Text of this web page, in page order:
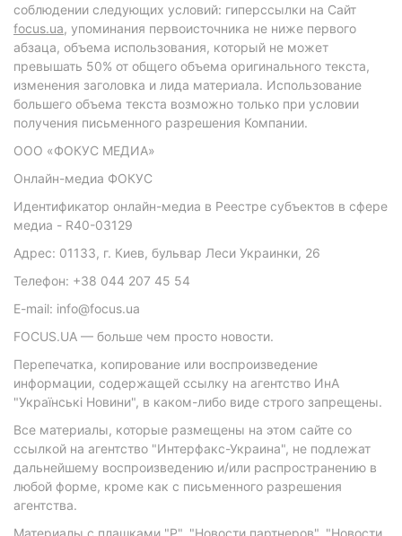
соблюдении следующих условий: гиперссылки на Сайт
focus.ua, упоминания первоисточника не ниже первого
абзаца, объема использования, который не может
превышать 50% от общего объема оригинального текста,
изменения заголовка и лида материала. Использование
большего объема текста возможно только при условии
получения письменного разрешения Компании.
ООО «ФОКУС МЕДИА»
Онлайн-медиа ФОКУС
Идентификатор онлайн-медиа в Реестре субъектов в сфере
медиа - R40-03129
Адрес: 01133, г. Киев, бульвар Леси Украинки, 26
Телефон: +38 044 207 45 54
E-mail: info@focus.ua
FOCUS.UA — больше чем просто новости.
Перепечатка, копирование или воспроизведение
информации, содержащей ссылку на агентство ИнА
"Українські Новини", в каком-либо виде строго запрещены.
Все материалы, которые размещены на этом сайте со
ссылкой на агентство "Интерфакс-Украина", не подлежат
дальнейшему воспроизведению и/или распространению в
любой форме, кроме как с письменного разрешения
агентства.
Материалы с плашками "Р", "Новости партнеров", "Новости